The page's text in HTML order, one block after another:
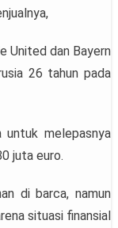
United dan Bayern
26 tahun pada
untuk melepasnya
juta euro.
di barca, namun
situasi finansial